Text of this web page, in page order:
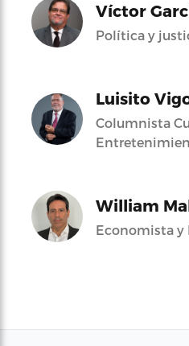
Víctor
Política y
Luisito
Columnista
William
Economista y